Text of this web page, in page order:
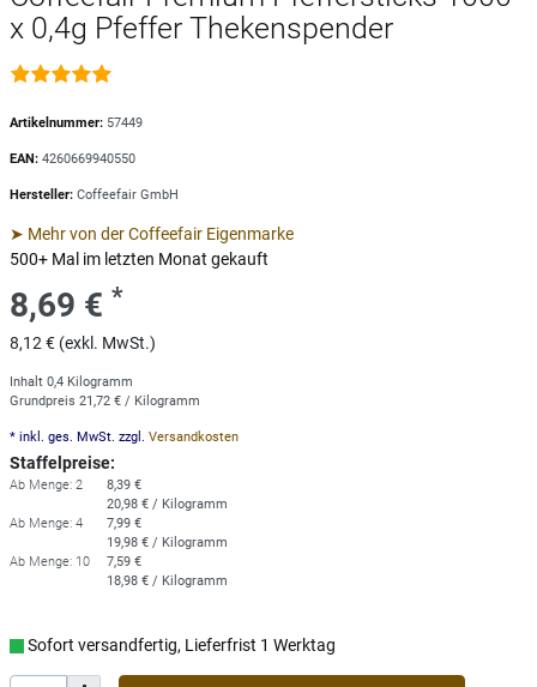
x 0,4g Pfeffer Thekenspender
Artikelnummer: 57449
EAN: 4260669940550
Hersteller: Coffeefair GmbH
➤ Mehr von der Coffeefair Eigenmarke
500+ Mal im letzten Monat gekauft
8,69 € *
8,12 € (exkl. MwSt.)
Inhalt 0,4 Kilogramm
Grundpreis 21,72 € / Kilogramm
* inkl. ges. MwSt. zzgl. Versandkosten
Staffelpreise:
Ab Menge: 2
8,39 €
20,98 € / Kilogramm
Ab Menge: 4
7,99 €
19,98 € / Kilogramm
Ab Menge: 10
7,59 €
18,98 € / Kilogramm
Sofort versandfertig, Lieferfrist 1 Werktag